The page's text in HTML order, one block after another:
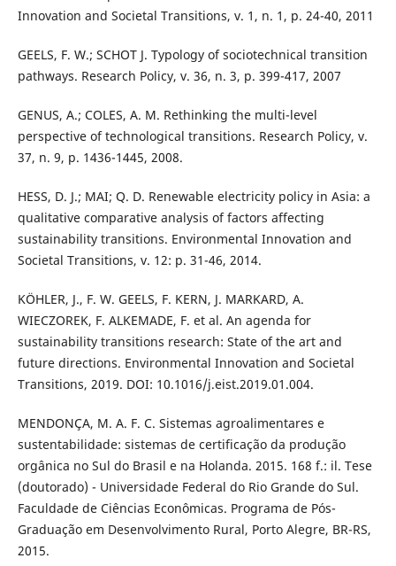
Innovation and Societal Transitions, v. 1, n. 1, p. 24-40, 2011
GEELS, F. W.; SCHOT J. Typology of sociotechnical transition
pathways. Research Policy, v. 36, n. 3, p. 399-417, 2007
GENUS, A.; COLES, A. M. Rethinking the multi-level
perspective of technological transitions. Research Policy, v.
37, n. 9, p. 1436-1445, 2008.
HESS, D. J.; MAI; Q. D. Renewable electricity policy in Asia: a
qualitative comparative analysis of factors affecting
sustainability transitions. Environmental Innovation and
Societal Transitions, v. 12: p. 31-46, 2014.
KÖHLER, J., F. W. GEELS, F. KERN, J. MARKARD, A.
WIECZOREK, F. ALKEMADE, F. et al. An agenda for
sustainability transitions research: State of the art and
future directions. Environmental Innovation and Societal
Transitions, 2019. DOI: 10.1016/j.eist.2019.01.004.
MENDONÇA, M. A. F. C. Sistemas agroalimentares e
sustentabilidade: sistemas de certificação da produção
orgânica no Sul do Brasil e na Holanda. 2015. 168 f.: il. Tese
(doutorado) - Universidade Federal do Rio Grande do Sul.
Faculdade de Ciências Econômicas. Programa de Pós-
Graduação em Desenvolvimento Rural, Porto Alegre, BR-RS,
2015.